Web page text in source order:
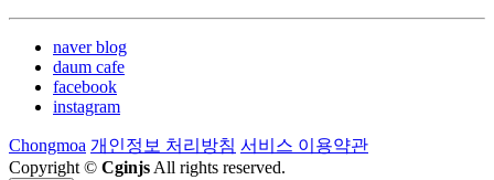
naver blog
daum cafe
facebook
instagram
Chongmoa 개인정보 처리방침 서비스 이용약관
Copyright © Cginjs All rights reserved.